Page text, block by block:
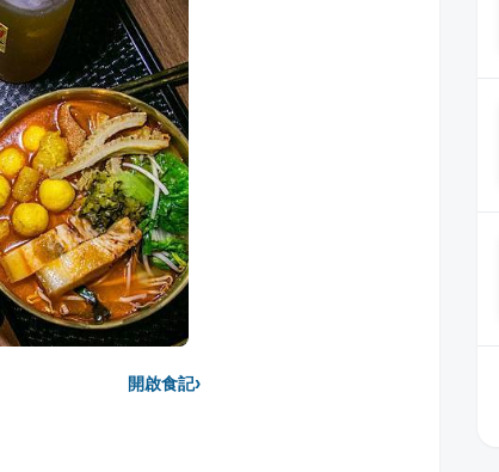
開啟食記›